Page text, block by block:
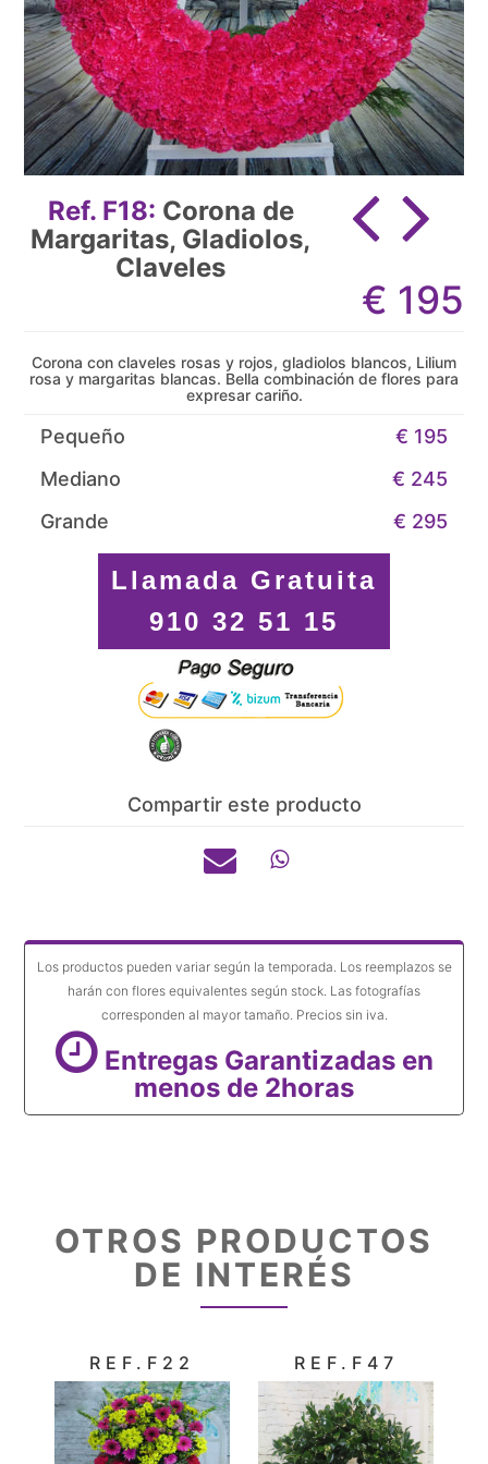
Ref. F18: Corona de
Margaritas, Gladiolos,
Claveles
€ 195
Corona con claveles rosas y rojos, gladiolos blancos, Lilium
rosa y margaritas blancas. Bella combinación de flores para
expresar cariño.
Pequeño
€ 195
Mediano
€ 245
Grande
€ 295
Llamada Gratuita
910 32 51 15
Compartir este producto
Los productos pueden variar según la temporada. Los reemplazos se
harán con flores equivalentes según stock. Las fotografías
corresponden al mayor tamaño. Precios sin iva.
Entregas Garantizadas en
menos de 2horas
OTROS PRODUCTOS
DE INTERÉS
REF.F22 REF.F47